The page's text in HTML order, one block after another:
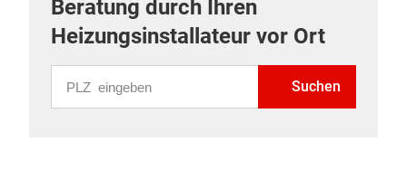
Beratung durch Ihren
Heizungsinstallateur vor Ort
Suchen